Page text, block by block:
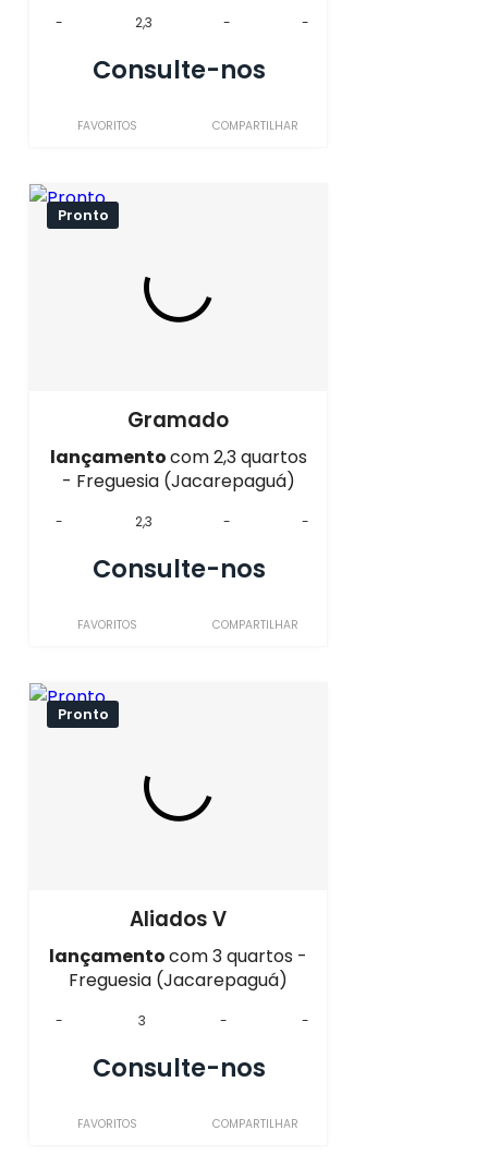
- 2,3 - -
Consulte-nos
FAVORITOS COMPARTILHAR
Pronto
Gramado
lançamentocom 2,3 quartos
- Freguesia (Jacarepaguá)
- 2,3 - -
Consulte-nos
FAVORITOS COMPARTILHAR
Pronto
Aliados V
lançamentocom 3 quartos -
Freguesia (Jacarepaguá)
- 3 - -
Consulte-nos
FAVORITOS COMPARTILHAR